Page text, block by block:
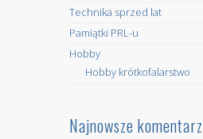
Technika sprzed lat
Pamiątki PRL-u
Hobby
Hobby krótkofalarstwo
Najnowsze